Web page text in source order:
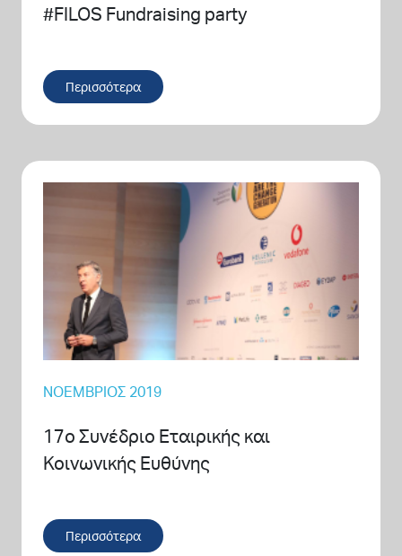
#FILOS Fundraising party
Περισσότερα
ΝΟΈΜΒΡΙΟΣ 2019
17ο Συνέδριο Εταιρικής και
Κοινωνικής Ευθύνης
Περισσότερα